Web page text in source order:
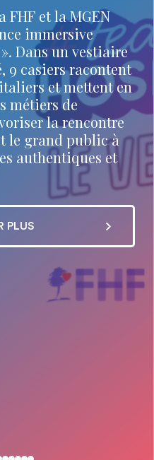
FHF et la MGEN
immersive
Dans un vestiaire
9 casiers racontent
et mettent en
métiers de
la rencontre
le grand public à
authentiques et
PLUS